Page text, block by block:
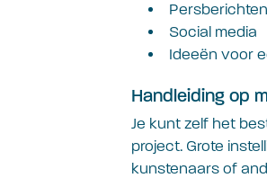
Social media
Ideeën voor
Handleiding op
Je kunt zelf het
project. Grote
kunstenaars of